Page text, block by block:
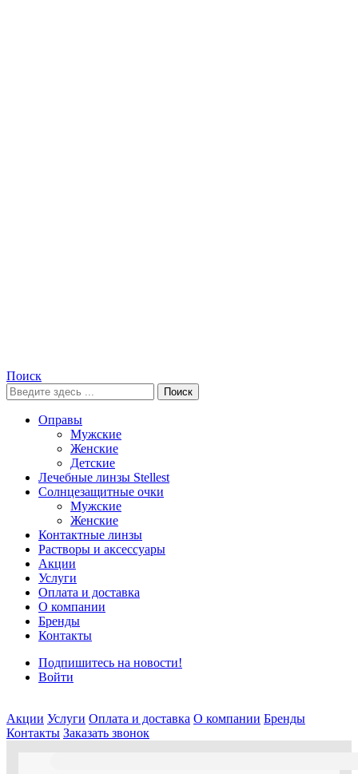
Поиск
Поиск
Оправы
Мужские
Женские
Детские
Лечебные линзы Stellest
Солнцезащитные очки
Мужские
Женские
Контактные линзы
Растворы и аксессуары
Акции
Услуги
Оплата и доставка
О компании
Бренды
Контакты
Подпишитесь на новости!
Войти
Акции Услуги Оплата и доставка О компании Бренды
Контакты Заказать звонок